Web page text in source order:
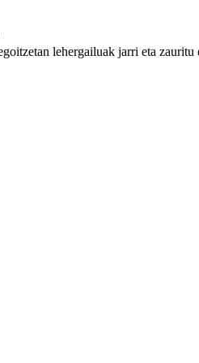
lehergailuak jarri eta zauritu